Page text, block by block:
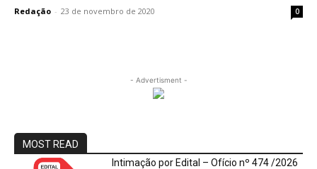
Redação - 23 de novembro de 2020 0
- Advertisment -
MOST READ
Intimação por Edital – Ofício nº 474 /2026